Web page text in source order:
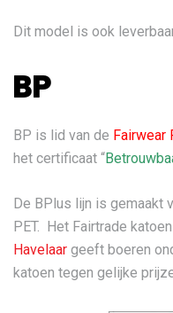
Dit model is ook
BP
BP is lid van de Fairwear
het certificaat “
De BPlus lijn is gemaakt
PET. Het Fairtrade
Havelaar geeft boeren
katoen tegen gelijke